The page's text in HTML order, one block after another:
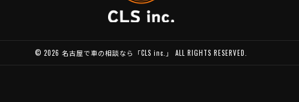
© 2026 名古屋で車の相談なら「CLS inc.」 ALL RIGHTS RESERVED.